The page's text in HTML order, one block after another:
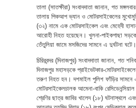
তালা (সাতক্ষীরা) সংবাদদাতা জানান, গত
তালায় পিকআপ ভ্যান ও মোটরসাইকেলের
(৩২) নামে এক মোটরসাইকেল এবং মেহেদী
আরোহী নিহত হয়েছেন। খুলনা-পাইকগাছা
তেঁতুলিয়া জামে মসজিদের সামনে এ দুর্ঘটনা ঘটে।
চিরিরবন্দর (দিনাজপুর) সংবাদদাতা জানান, গত
দিনাজপুর মহাসড়কে প্রাইভেটকার-
তরুণ নিহত হন। দশমাইল পুলিশ ফাঁড়ির সামনে
মোটরসাইকেলচালক আমেনা-বাকি
শ্রেণির ছাত্র জাবির খালেদ (১৮) ঘটনাস্থলে